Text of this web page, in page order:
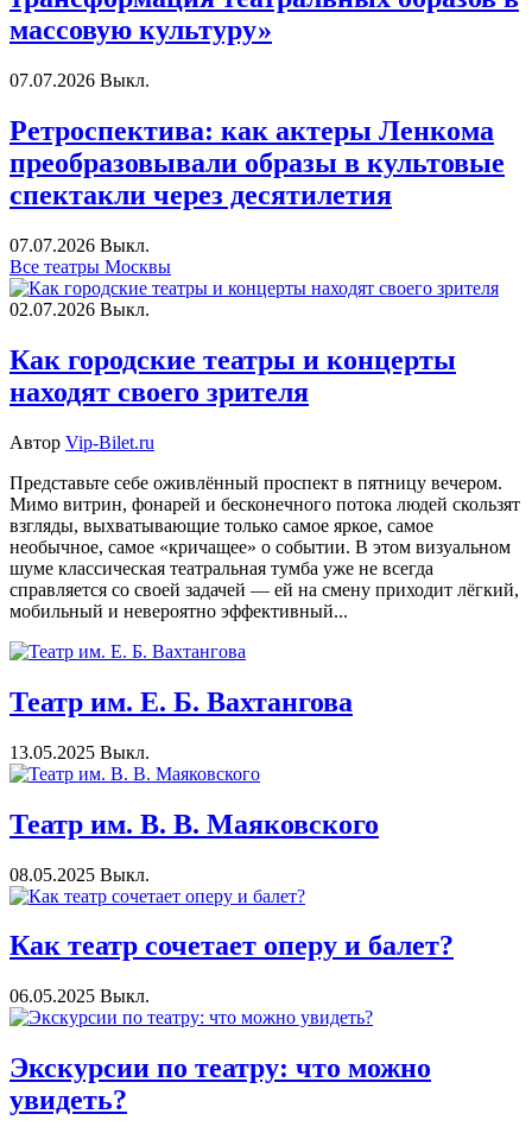
массовую культуру»
07.07.2026 Выкл.
Ретроспектива: как актеры Ленкома
преобразовывали образы в культовые
спектакли через десятилетия
07.07.2026 Выкл.
Все театры Москвы
02.07.2026 Выкл.
Как городские театры и концерты
находят своего зрителя
Автор Vip-Bilet.ru
Представьте себе оживлённый проспект в пятницу вечером.
Мимо витрин, фонарей и бесконечного потока людей скользят
взгляды, выхватывающие только самое яркое, самое
необычное, самое «кричащее» о событии. В этом визуальном
шуме классическая театральная тумба уже не всегда
справляется со своей задачей — ей на смену приходит лёгкий,
мобильный и невероятно эффективный...
Театр им. Е. Б. Вахтангова
13.05.2025 Выкл.
Театр им. В. В. Маяковского
08.05.2025 Выкл.
Как театр сочетает оперу и балет?
06.05.2025 Выкл.
Экскурсии по театру: что можно
увидеть?